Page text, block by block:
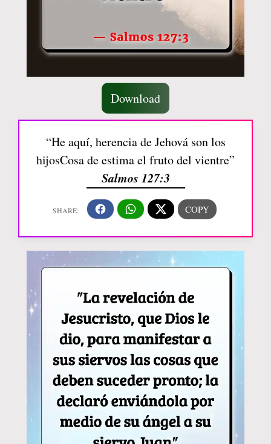
Download
“He aquí, herencia de Jehová son los
hijosCosa de estima el fruto del vientre”
Salmos 127:3